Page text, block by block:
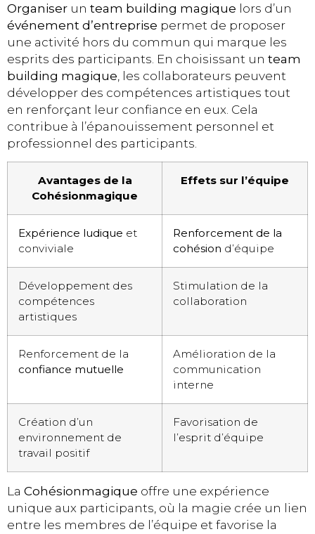
Organiser un team building magique lors d’un
événement d’entreprise permet de proposer
une activité hors du commun qui marque les
esprits des participants. En choisissant un team
building magique , les collaborateurs peuvent
développer des compétences artistiques tout
en renforçant leur confiance en eux. Cela
contribue à l’épanouissement personnel et
professionnel des participants.
Avantages de la
Cohésionmagique
Effets sur l’équipe
Expérience ludique et
conviviale
Renforcement de la
cohésion d’équipe
Développement des
compétences
artistiques
Stimulation de la
collaboration
Renforcement de la
confiance mutuelle
Amélioration de la
communication
interne
Création d’un
environnement de
travail positif
Favorisation de
l’esprit d’équipe
La Cohésionmagique offre une expérience
unique aux participants, où la magie crée un lien
entre les membres de l’équipe et favorise la